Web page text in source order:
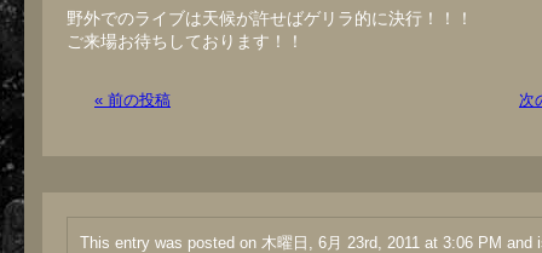
野外でのライブは天候が許せばゲリラ的に決行！！！
ご来場お待ちしております！！
« 前の投稿 次
This entry was posted on 木曜日, 6月 23rd, 2011 at 3:06 PM and